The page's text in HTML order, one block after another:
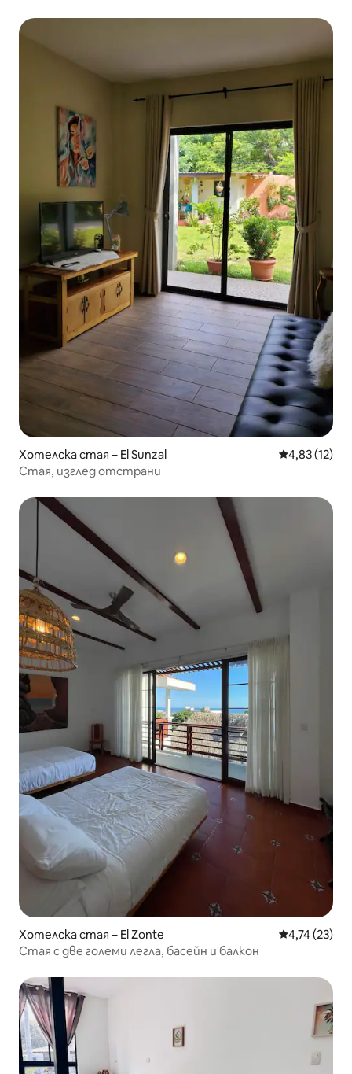
Хотелска стая – El Sunzal Средна
4,83 (12)
Стая, изглед отстрани
Хотелска стая – El Zonte Средна
4,74 (23)
Стая с две големи легла, басейн и балкон